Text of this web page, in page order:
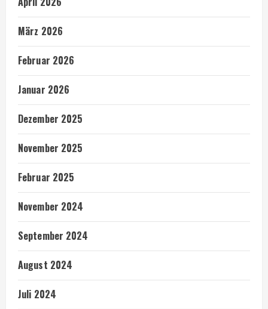
März 2026
Februar 2026
Januar 2026
Dezember 2025
November 2025
Februar 2025
November 2024
September 2024
August 2024
Juli 2024